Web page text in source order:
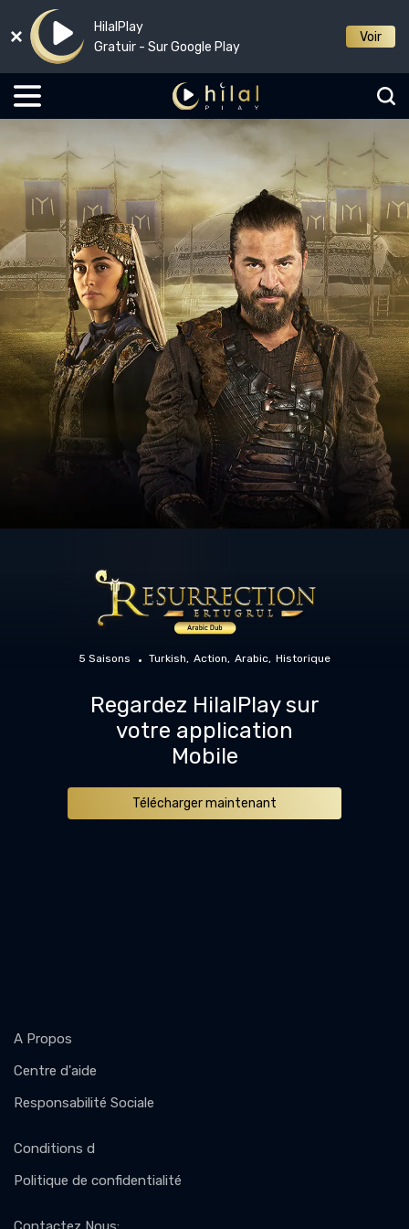
HilalPlay
Gratuir - Sur Google Play
Voir
5 Saisons Turkish Action Arabic Historique
Regardez HilalPlay sur
votre application
Mobile
Télécharger maintenant
A Propos
Centre d'aide
Responsabilité Sociale
Conditions d
Politique de confidentialité